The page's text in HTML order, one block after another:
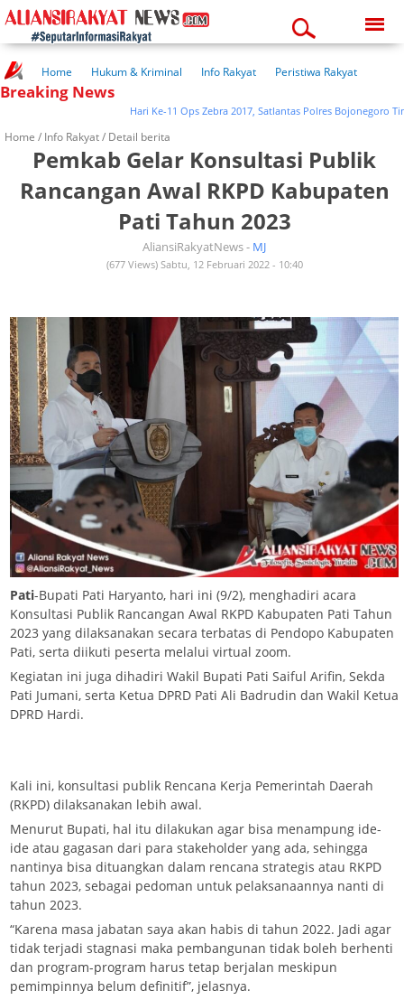
07:06:38 pm
Home Hukum & Kriminal Info Rakyat
Peristiwa Rakyat
Kuliner Rakyat
Wisata Rakyat
Kesehatan
Breaking News
Hari Ke-11 Ops Zebra 2017, Satlantas Polres Bojonegoro Tindak
Home / Info Rakyat/ Detail berita
Pemkab Gelar Konsultasi Publik
Rancangan Awal RKPD Kabupaten
Pati Tahun 2023
AliansiRakyatNews - MJ
(677 Views) Sabtu, 12 Februari 2022 - 10:40
Pati-Bupati Pati Haryanto, hari ini (9/2), menghadiri acara
Konsultasi Publik Rancangan Awal RKPD Kabupaten Pati Tahun
2023 yang dilaksanakan secara terbatas di Pendopo Kabupaten
Pati, serta diikuti peserta melalui virtual zoom.
Kegiatan ini juga dihadiri Wakil Bupati Pati Saiful Arifin, Sekda
Pati Jumani, serta Ketua DPRD Pati Ali Badrudin dan Wakil Ketua
DPRD Hardi.
Kali ini, konsultasi publik Rencana Kerja Pemerintah Daerah
(RKPD) dilaksanakan lebih awal.
Menurut Bupati, hal itu dilakukan agar bisa menampung ide-
ide atau gagasan dari para stakeholder yang ada, sehingga
nantinya bisa dituangkan dalam rencana strategis atau RKPD
tahun 2023, sebagai pedoman untuk pelaksanaannya nanti di
tahun 2023.
“Karena masa jabatan saya akan habis di tahun 2022. Jadi agar
tidak terjadi stagnasi maka pembangunan tidak boleh berhenti
dan program-program harus tetap berjalan meskipun
pemimpinnya belum definitif”, jelasnya.